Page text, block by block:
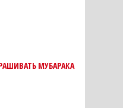
МУБАРАКА